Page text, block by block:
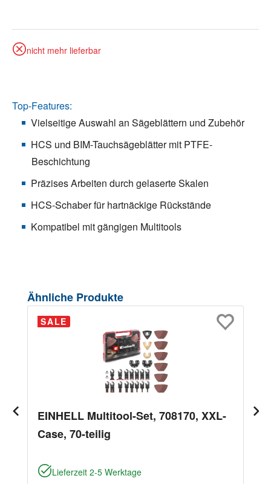
nicht mehr lieferbar
Top-Features:
Vielseitige Auswahl an Sägeblättern und Zubehör
HCS und BIM-Tauchsägeblätter mit PTFE-
Beschichtung
Präzises Arbeiten durch gelaserte Skalen
HCS-Schaber für hartnäckige Rückstände
Kompatibel mit gängigen Multitools
Produktgalerie überspringen
Ähnliche Produkte
SALE
EINHELL Multitool-Set, 708170, XXL-
Case, 70-teilig
Lieferzeit 2-5 Werktage